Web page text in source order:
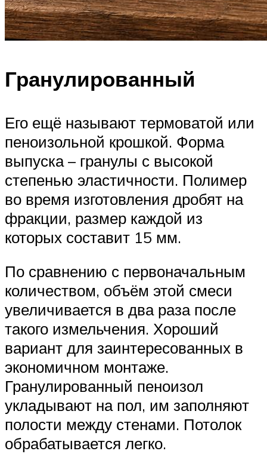
Гранулированный
Его ещё называют термоватой или
пеноизольной крошкой. Форма
выпуска – гранулы с высокой
степенью эластичности. Полимер
во время изготовления дробят на
фракции, размер каждой из
которых составит 15 мм.
По сравнению с первоначальным
количеством, объём этой смеси
увеличивается в два раза после
такого измельчения. Хороший
вариант для заинтересованных в
экономичном монтаже.
Гранулированный пеноизол
укладывают на пол, им заполняют
полости между стенами. Потолок
обрабатывается легко.